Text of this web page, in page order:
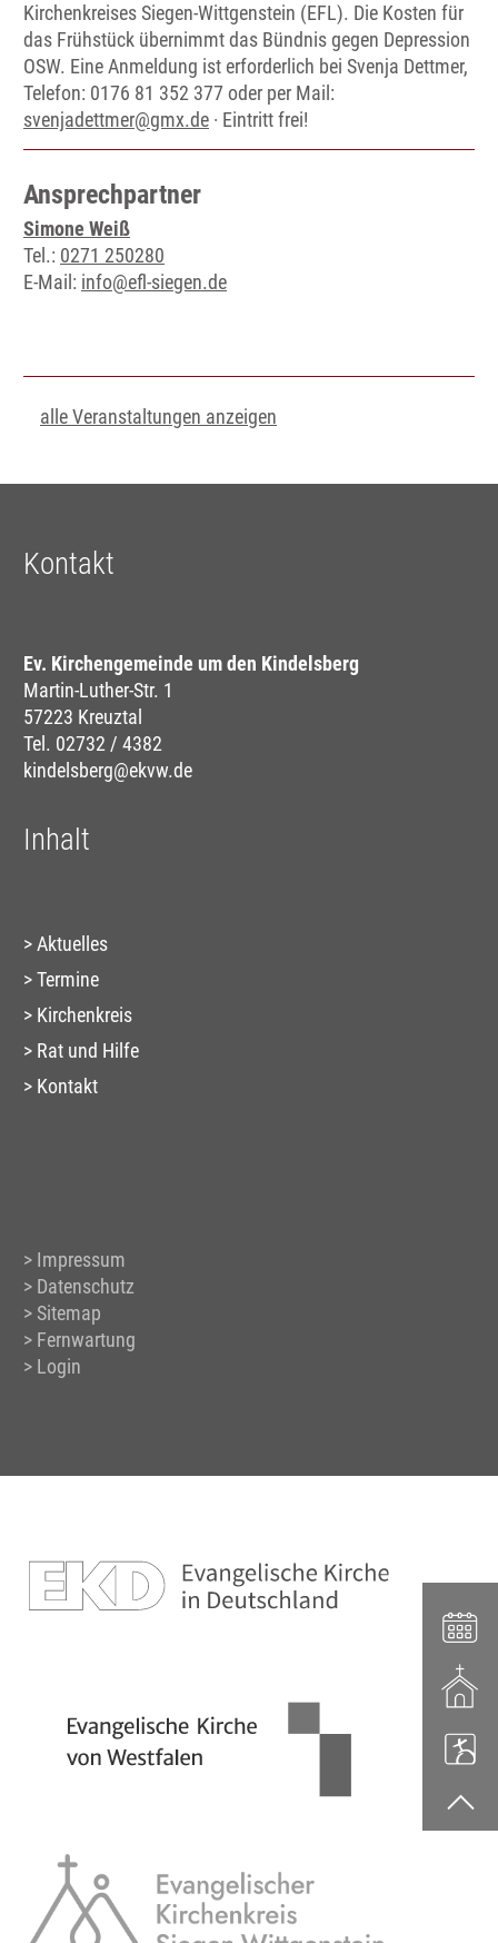
Kirchenkreises Siegen-Wittgenstein (EFL). Die Kosten für
das Frühstück übernimmt das Bündnis gegen Depression
OSW. Eine Anmeldung ist erforderlich bei Svenja Dettmer,
Telefon: 0176 81 352 377 oder per Mail:
svenjadettmer@gmx.de · Eintritt frei!
Ansprechpartner
Simone Weiß
Tel.: 0271 250280
E-Mail: info@efl-siegen.de
alle Veranstaltungen anzeigen
Kontakt
Ev. Kirchengemeinde um den Kindelsberg
Martin-Luther-Str. 1
57223 Kreuztal
Tel. 02732 / 4382
kindelsberg@ekvw.de
Inhalt
Aktuelles
Termine
Kirchenkreis
Rat und Hilfe
Kontakt
Impressum
Datenschutz
Sitemap
Fernwartung
Login